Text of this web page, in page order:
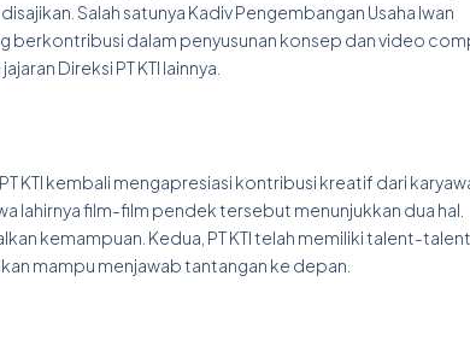
Salah satunya Kadiv Pengembangan Usaha Iwan
berkontribusi dalam penyusunan konsep dan video
Direksi PT KTI lainnya.
KTI kembali mengapresiasi kontribusi kreatif dari
lahirnya film-film pendek tersebut menunjukkan dua hal.
kemampuan. Kedua, PT KTI telah memiliki talent-talent
mampu menjawab tantangan ke depan.